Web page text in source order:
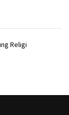
Religi